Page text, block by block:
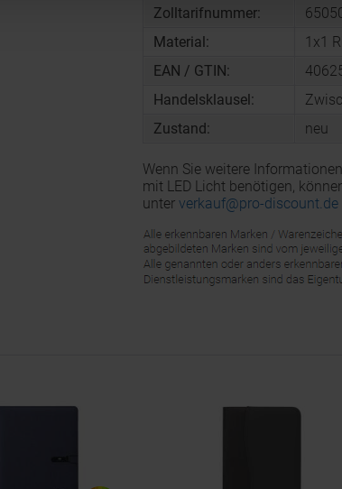
Zolltarifnummer:
Material:
1x1
EAN / GTIN:
Handelsklausel:
Zustand:
neu
Wenn Sie weitere
mit LED Licht benötigen,
unter verkauf@pro-discount.de